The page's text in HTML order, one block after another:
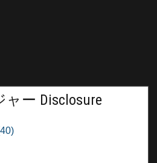
ー Disclosure